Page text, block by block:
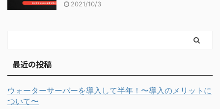
2021/10/3
最近の投稿
ウォーターサーバーを導入して半年！〜導入のメリットに
ついて〜